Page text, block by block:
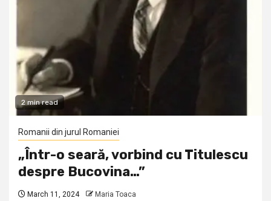
2 min read
Romanii din jurul Romaniei
„Într-o seară, vorbind cu Titulescu
despre Bucovina…”
March 11, 2024 Maria Toaca